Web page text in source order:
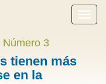
menú
Número 3
tienen más
en la